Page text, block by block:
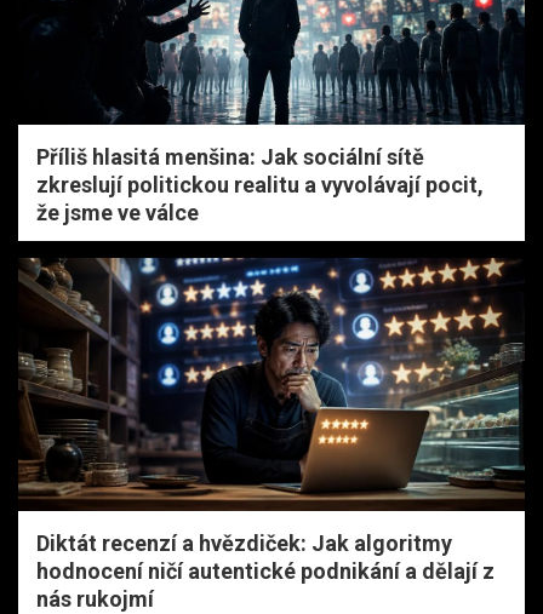
Příliš hlasitá menšina: Jak sociální sítě
zkreslují politickou realitu a vyvolávají pocit,
že jsme ve válce
Diktát recenzí a hvězdiček: Jak algoritmy
hodnocení ničí autentické podnikání a dělají z
nás rukojmí